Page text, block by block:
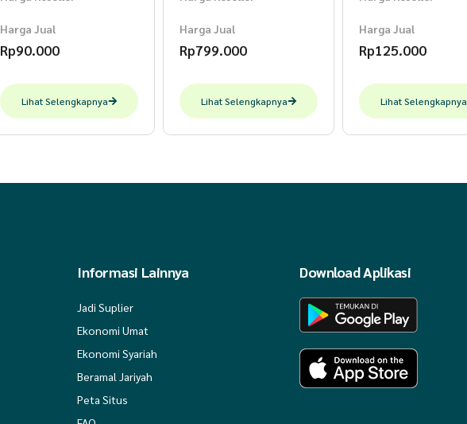
Harga Jual
Rp90.000
Lihat Selengkapnya
Harga Jual
Rp799.000
Lihat Selengkapnya
Harga Jual
Rp125.000
Lihat Selengkapnya
Informasi Lainnya
Jadi Suplier
Ekonomi Umat
Ekonomi Syariah
Beramal Jariyah
Peta Situs
Download Aplikasi